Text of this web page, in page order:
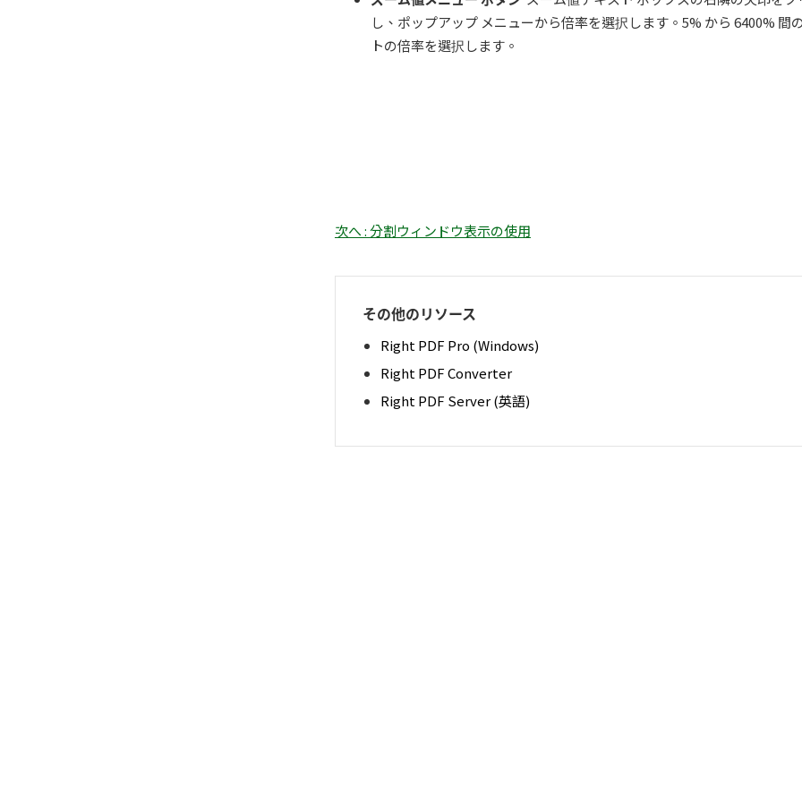
し、ポップアップ メニューから倍率を選択します。5% から 6400% 間
トの倍率を選択します。
次へ : 分割ウィンドウ表示の使用
その他のリソース
Right PDF Pro (Windows)
Right PDF Converter
Right PDF Server (英語)